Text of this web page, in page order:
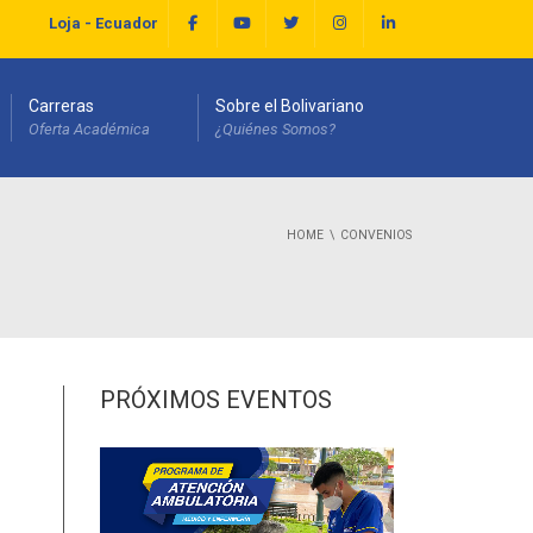
Loja - Ecuador
Carreras
Oferta Académica
Sobre el Bolivariano
¿Quiénes Somos?
HOME CONVENIOS
PRÓXIMOS EVENTOS